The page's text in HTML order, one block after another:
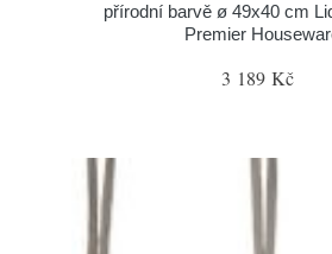
přírodní barvě ø 49x40 cm
Premier
3 189 Kč